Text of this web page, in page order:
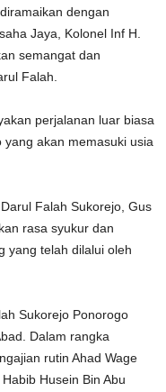
dengan
Jaya, Kolonel Inf H.
semangat dan
Falah.
perjalanan luar biasa
akan memasuki usia
Falah Sukorejo, Gus
rasa syukur dan
yang telah dilalui oleh
Sukorejo Ponorogo
Dalam rangka
rutin Ahad Wage
Husein Bin Abu